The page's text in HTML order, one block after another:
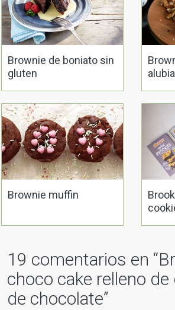
Brownie de boniato sin
gluten
Brownie muffin
19 comentarios en “
choco cake relleno de
de chocolate”